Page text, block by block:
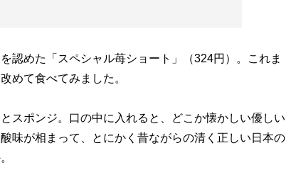
認めた「スペシャル苺ショート」（324円）。これま
めて食べてみました。
スポンジ。口の中に入れると、どこか懐かしい優しい
味が相まって、とにかく昔ながらの清く正しい日本の